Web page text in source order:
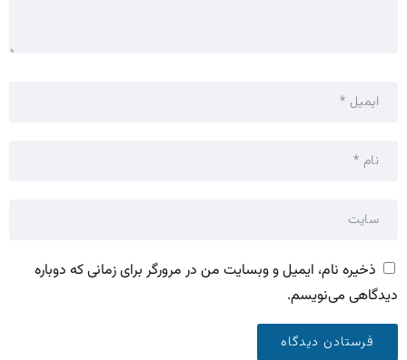
ذخیره نام، ایمیل و وبسایت من در مرورگر برای زمانی که دوباره
دیدگاهی می‌نویسم.